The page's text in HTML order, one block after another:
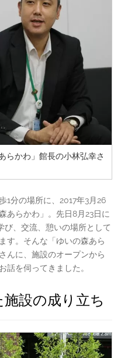
らかわ」館長の小林弘幸さ
1分の場所に、2017年3月26
あらかわ」。先日8月23日に
び、交流、憩いの場所として
す。そんな「ゆいの森あら
んに、施設のオープンから
話を伺ってきました。
設の成り立ち